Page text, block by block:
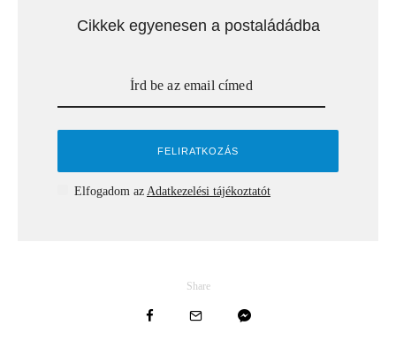
Cikkek egyenesen a postaládádba
Elfogadom az Adatkezelési tájékoztatót
Share